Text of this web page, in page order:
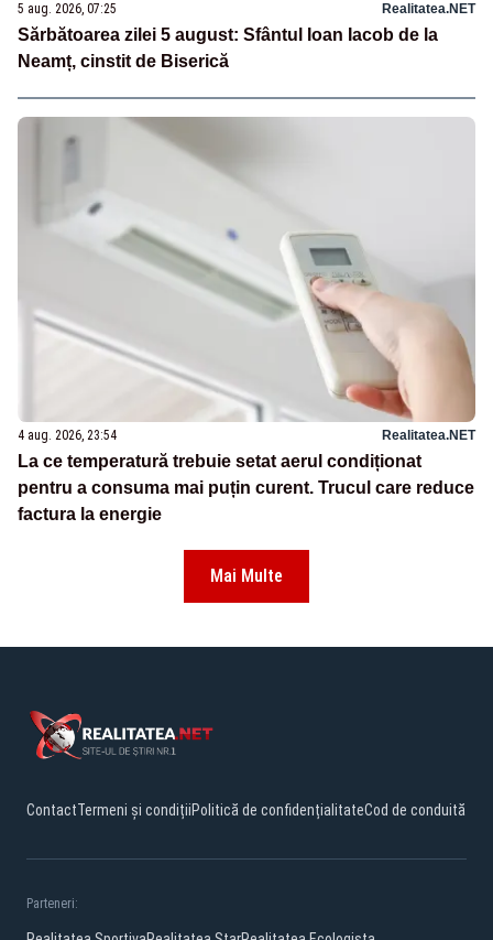
5 aug. 2026, 07:25 Realitatea.NET
Sărbătoarea zilei 5 august: Sfântul Ioan Iacob de la
Neamț, cinstit de Biserică
4 aug. 2026, 23:54 Realitatea.NET
La ce temperatură trebuie setat aerul condiționat
pentru a consuma mai puțin curent. Trucul care reduce
factura la energie
Mai Multe
ContactTermeni și condițiiPolitică de confidențialitateCod de conduită
Parteneri: